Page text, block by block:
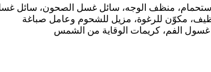
منظف الوجه، سائل غسل الصحون، سائل
مكوّن للرغوة، مزيل للشحوم وعامل صباغة
غسول الفم، كريمات الوقاية من الشمس